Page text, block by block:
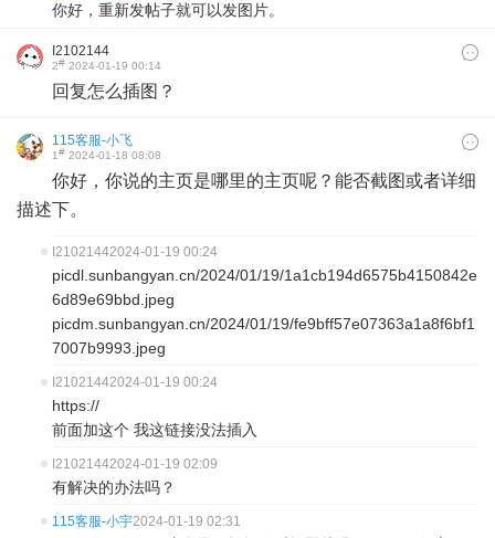
你好，重新发帖子就可以发图片。
I2102144
2# 2024-01-19 00:14
回复怎么插图？
115客服-小飞
1# 2024-01-18 08:08
你好，你说的主页是哪里的主页呢？能否截图或者详细
描述下。
I21021442024-01-19 00:24
picdl.sunbangyan.cn/2024/01/19/1a1cb194d6575b4150842e
6d89e69bbd.jpeg
picdm.sunbangyan.cn/2024/01/19/fe9bff57e07363a1a8f6bf1
7007b9993.jpeg
I21021442024-01-19 00:24
https://
前面加这个 我这链接没法插入
I21021442024-01-19 02:09
有解决的办法吗？
115客服-小宇2024-01-19 02:31